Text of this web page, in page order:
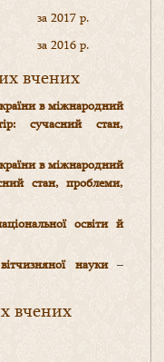
за 2017 р.
за 2016 р.
вчених
в міжнародний
сучасний стан,
в міжнародний
стан, проблеми,
освіти й
науки–
вчених